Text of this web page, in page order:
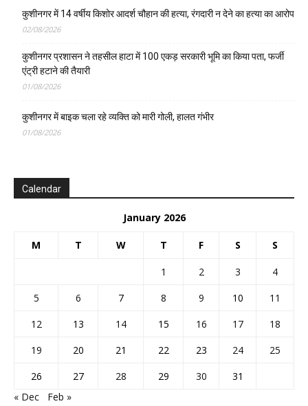
कुशीनगर में 14 वर्षीय किशोर आदर्श चौहान की हत्या, रंगदारी न देने का हत्या का आरोप
02/08/2026
कुशीनगर प्रशासन ने तहसील हाटा में 100 एकड़ सरकारी भूमि का किया पता, फर्जी
एंट्री हटाने की तैयारी
01/08/2026
कुशीनगर में बाइक चला रहे व्यक्ति को मारी गोली, हालत गंभीर
01/08/2026
Calendar
January 2026
M T W T F S S
1 2 3
4
5
6 7 8 9 10
11
12
13 14 15 16 17
18
19
20 21 22 23 24
25
26
27 28 29 30
31
« Dec
Feb »